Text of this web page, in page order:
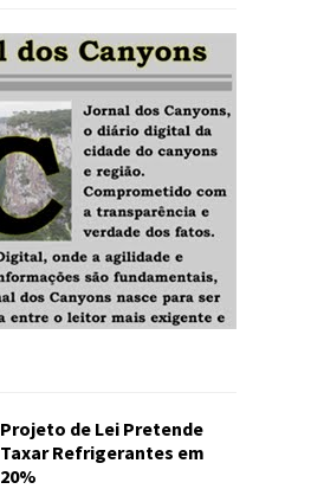
Projeto de Lei Pretende
Taxar Refrigerantes em
20%